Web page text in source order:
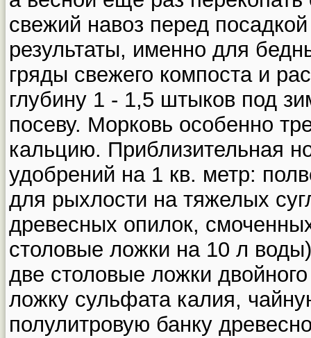
свежий навоз перед
результаты, именно для
гряды свежего компоста и
глубину 1 - 1,5 штыков под
посеву. Морковь особенно
кальцию. Приблизительная
удобрений на 1 кв. метр:
для рыхлости на тяжелых
древесных опилок,
столовые ложки на 10 л
две столовые ложки
ложку сульфата калия,
полулитровую банку